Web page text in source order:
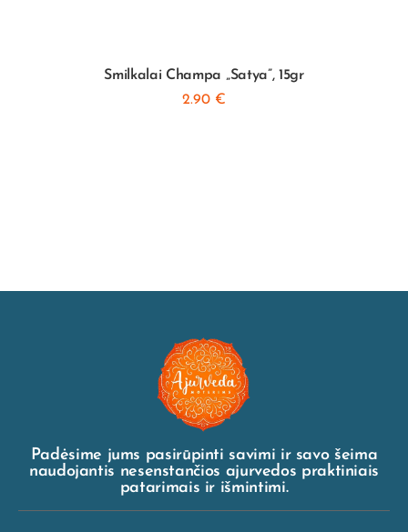
Smilkalai Champa „Satya”, 15gr
2.90 €
Padėsime jums pasirūpinti savimi ir savo šeima
naudojantis nesenstančios ajurvedos praktiniais
patarimais ir išmintimi.